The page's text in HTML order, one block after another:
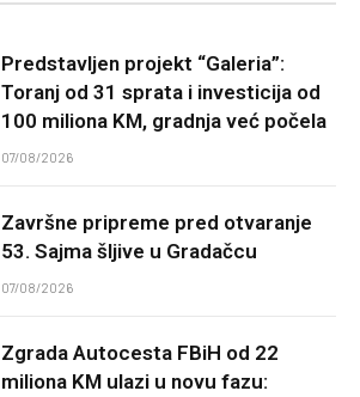
Predstavljen projekt “Galeria”:
Toranj od 31 sprata i investicija od
100 miliona KM, gradnja već počela
07/08/2026
Završne pripreme pred otvaranje
53. Sajma šljive u Gradačcu
07/08/2026
Zgrada Autocesta FBiH od 22
miliona KM ulazi u novu fazu: